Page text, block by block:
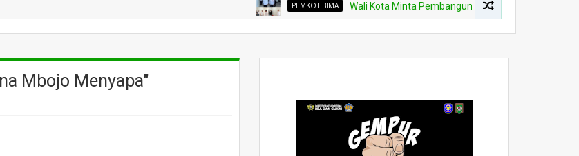
PEMKOT BIMA Wali Kota Minta Pembangunan Gedung Rawat Inap RSUD
Mbojo Menyapa"